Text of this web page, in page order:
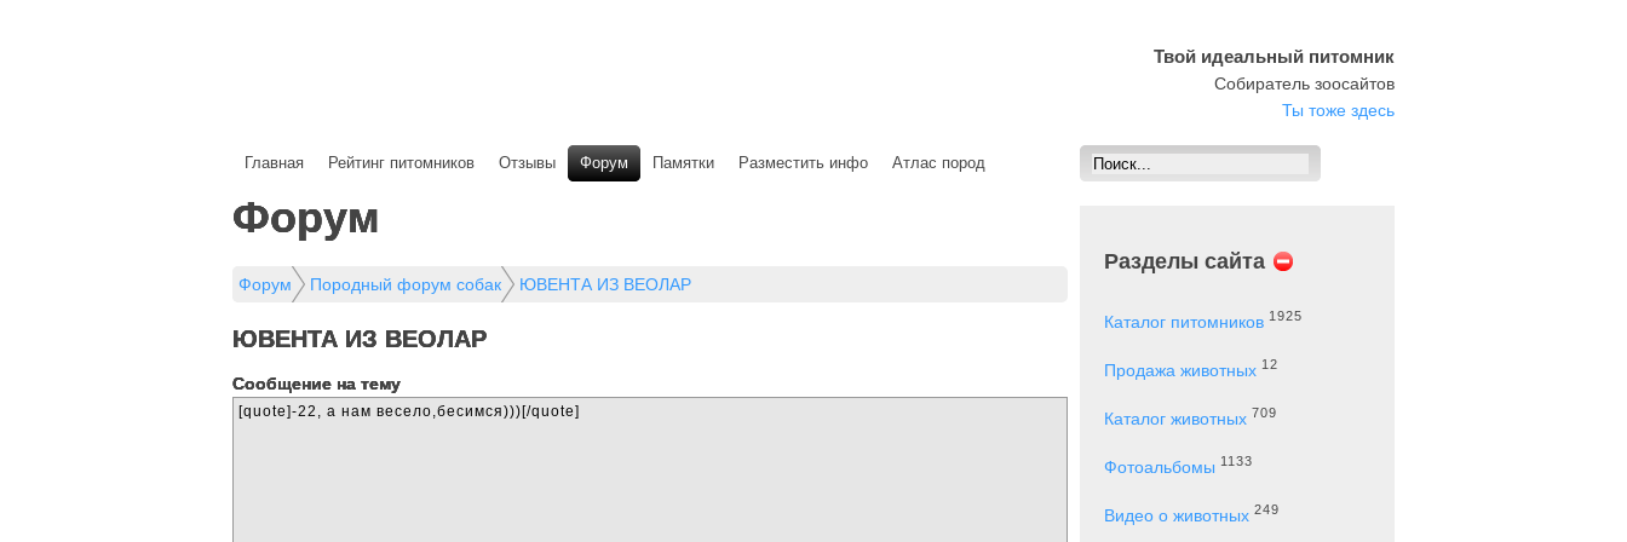
Твой идеальный питомник
Собиратель зоосайтов
Ты тоже здесь
Главная Рейтинг питомников Отзывы Форум Памятки Разместить инфо Атлас пород
Форум
Форум Породный форум собак ЮВЕНТА ИЗ ВЕОЛАР
ЮВЕНТА ИЗ ВЕОЛАР
Cообщение на тему
Разделы сайта
Каталог питомников 1925
Продажа животных 12
Каталог животных 709
Фотоальбомы 1133
Видео о животных 249